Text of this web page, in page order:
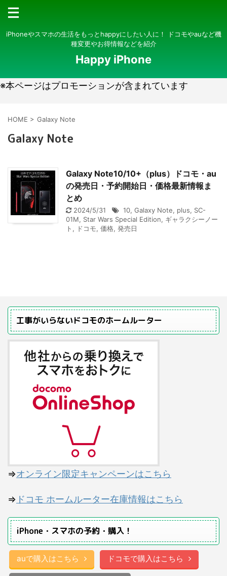
iPhoneやスマホの生活をもっとhappyにしたい人に！ ドコモやauなど機
種変更やお得情報などを紹介
Happy iPhone
※本ページはプロモーションが含まれています
HOME > Galaxy Note
Galaxy Note
Galaxy Note10/10+（plus）ドコモ・au
の発売日・予約開始日・価格最新情報ま
とめ
2024/5/31 10, Galaxy Note, plus, SC-
01M, Star Wars Special Edition, ギャラクシーノー
ト , ドコモ, 価格, 発売日
工事がいらないドコモのホームルーター
⇒オンライン限定キャンペーンはこちら
⇒ ドコモ ホームルーター在庫情報はこちら
iPhone・スマホの予約・購入！
auで購入はこちら ドコモで購入はこちら